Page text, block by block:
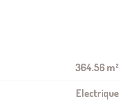
364.56 m²
Electrique